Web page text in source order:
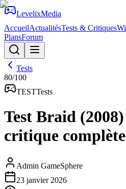
LevelixMedia
AccueilActualitésTests & Critiques
PlansForum
Tests
80/100
TESTTests
Test Braid
critique complète
Admin GameSphere
23 janvier 2026